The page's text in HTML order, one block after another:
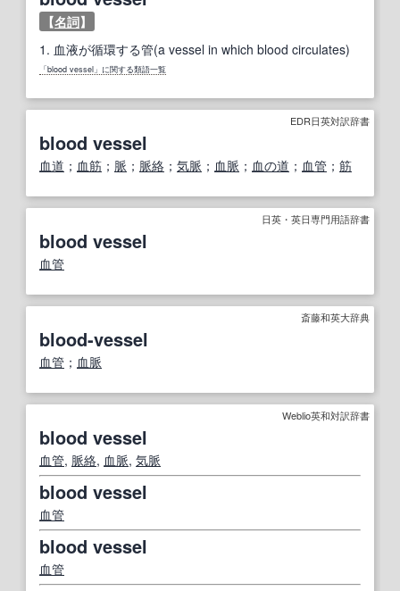
【名詞】
1. 血液が循環する管(a vessel in which blood circulates)
「blood vessel」に関する類語一覧
EDR日英対訳辞書
blood vessel
血道 ； 血筋 ； 脈 ； 脈絡 ； 気脈 ； 血脈 ； 血の道 ； 血管 ； 筋
日英・英日専門用語辞書
blood vessel
血管
斎藤和英大辞典
blood-vessel
血管 ； 血脈
Weblio英和対訳辞書
blood vessel
血管, 脈絡, 血脈, 気脈
blood vessel
血管
blood vessel
血管